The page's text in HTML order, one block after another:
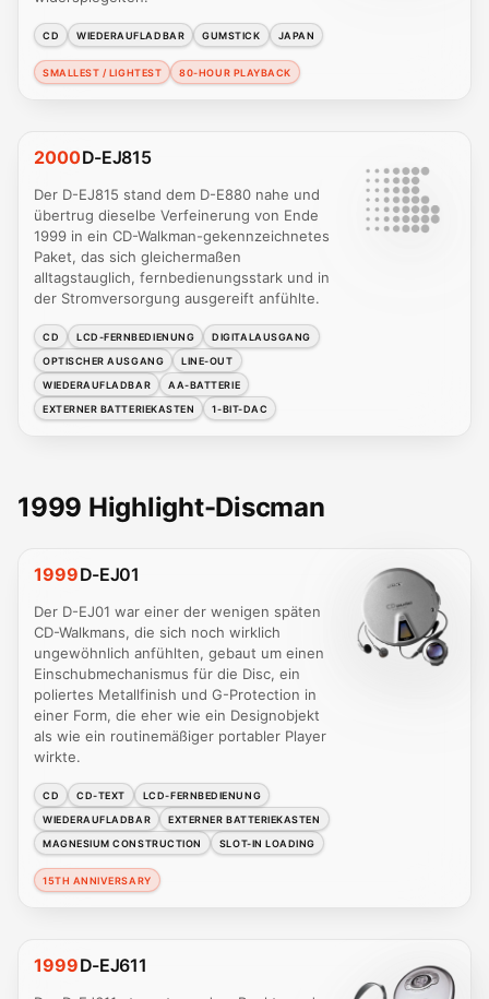
CD WIEDERAUFLADBAR GUMSTICK JAPAN
SMALLEST / LIGHTEST 80-HOUR PLAYBACK
2000D-EJ815
Der D-EJ815 stand dem D-E880 nahe und
übertrug dieselbe Verfeinerung von Ende
1999 in ein CD-Walkman-gekennzeichnetes
Paket, das sich gleichermaßen
alltagstauglich, fernbedienungsstark und in
der Stromversorgung ausgereift anfühlte.
CD LCD-FERNBEDIENUNG
DIGITALAUSGANG
OPTISCHER AUSGANG
LINE-OUT
WIEDERAUFLADBAR
AA-BATTERIE
EXTERNER BATTERIEKASTEN
1-BIT-DAC
1999 Highlight-Discman
1999D-EJ01
Der D-EJ01 war einer der wenigen späten
CD-Walkmans, die sich noch wirklich
ungewöhnlich anfühlten, gebaut um einen
Einschubmechanismus für die Disc, ein
poliertes Metallfinish und G-Protection in
einer Form, die eher wie ein Designobjekt
als wie ein routinemäßiger portabler Player
wirkte.
CD CD-TEXT
LCD-FERNBEDIENUNG
WIEDERAUFLADBAR
EXTERNER BATTERIEKASTEN
MAGNESIUM CONSTRUCTION
SLOT-IN LOADING
15TH ANNIVERSARY
1999D-EJ611